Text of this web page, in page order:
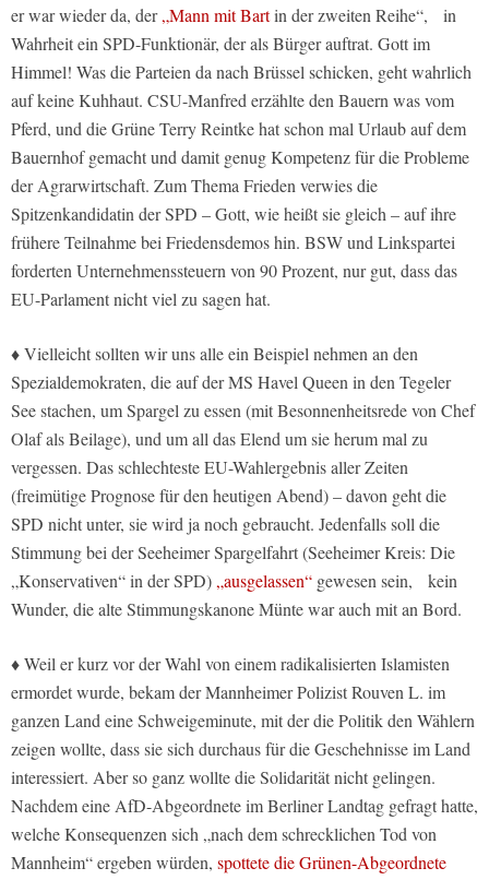
er war wieder da, der„Mann mit Bartin der zweiten Reihe“, in
Wahrheit ein SPD-Funktionär, der als Bürger auftrat. Gott im
Himmel! Was die Parteien da nach Brüssel schicken, geht wahrlich
auf keine Kuhhaut. CSU-Manfred erzählte den Bauern was vom
Pferd, und die Grüne Terry Reintke hat schon mal Urlaub auf dem
Bauernhof gemacht und damit genug Kompetenz für die Probleme
der Agrarwirtschaft. Zum Thema Frieden verwies die
Spitzenkandidatin der SPD – Gott, wie heißt sie gleich – auf ihre
frühere Teilnahme bei Friedensdemos hin. BSW und Linkspartei
forderten Unternehmenssteuern von 90 Prozent, nur gut, dass das
EU-Parlament nicht viel zu sagen hat.
♦ Vielleicht sollten wir uns alle ein Beispiel nehmen an den
Spezialdemokraten, die auf der MS Havel Queen in den Tegeler
See stachen, um Spargel zu essen (mit Besonnenheitsrede von Chef
Olaf als Beilage), und um all das Elend um sie herum mal zu
vergessen. Das schlechteste EU-Wahlergebnis aller Zeiten
(freimütige Prognose für den heutigen Abend) – davon geht die
SPD nicht unter, sie wird ja noch gebraucht. Jedenfalls soll die
Stimmung bei der Seeheimer Spargelfahrt (Seeheimer Kreis: Die
„Konservativen“ in der SPD)„ausgelassen“ gewesen sein, kein
Wunder, die alte Stimmungskanone Münte war auch mit an Bord.
♦ Weil er kurz vor der Wahl von einem radikalisierten Islamisten
ermordet wurde, bekam der Mannheimer Polizist Rouven L. im
ganzen Land eine Schweigeminute, mit der die Politik den Wählern
zeigen wollte, dass sie sich durchaus für die Geschehnisse im Land
interessiert. Aber so ganz wollte die Solidarität nicht gelingen.
Nachdem eine AfD-Abgeordnete im Berliner Landtag gefragt hatte,
welche Konsequenzen sich „nach dem schrecklichen Tod von
Mannheim“ ergeben würden, spottete die Grünen-Abgeordnete